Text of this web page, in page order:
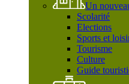
Un
Scolarité
Elections
Sports et
Tourisme
Culture
Guide